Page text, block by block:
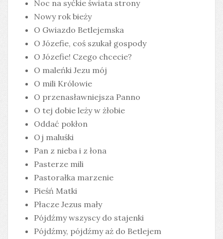
Noc na syćkie świata strony
Nowy rok bieży
O Gwiazdo Betlejemska
O Józefie, coś szukał gospody
O Józefie! Czego chcecie?
O maleńki Jezu mój
O mili Królowie
O przenasławniejsza Panno
O tej dobie leży w żłobie
Oddać pokłon
Oj maluśki
Pan z nieba i z łona
Pasterze mili
Pastorałka marzenie
Pieśń Matki
Płacze Jezus mały
Pójdźmy wszyscy do stajenki
Pójdźmy, pójdźmy aż do Betlejem